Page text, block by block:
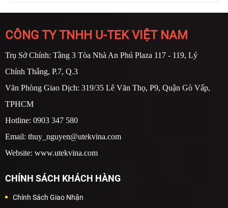
CÔNG TY TNHH U-TEK VIỆT NAM
Trụ Sở Chính: Tầng 3 Tòa Nhà An Phú Plaza 117 - 119, Lý
Chính Thắng, P.7, Q.3
Văn Phòng Giao Dịch: 319/35 Lê Văn Thọ, P9, Quận Gò Vấp,
TPHCM
Hotline: 0903 347 580
Email: thuy_nguyen@utekvina.com
Website: www.utekvina.com
CHÍNH SÁCH KHÁCH HÀNG
Chính Sách Giao Nhận